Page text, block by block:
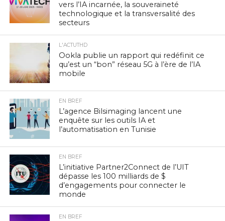
vers l’IA incarnée, la souveraineté
technologique et la transversalité des
secteurs
L'ACTUTHD
Ookla publie un rapport qui redéfinit ce
qu’est un “bon” réseau 5G à l’ère de l’IA
mobile
EN BREF
L’agence Bilsimaging lancent une
enquête sur les outils IA et
l’automatisation en Tunisie
EN BREF
L’initiative Partner2Connect de l’UIT
dépasse les 100 milliards de $
d’engagements pour connecter le
monde
EN BREF